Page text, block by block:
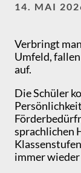
14. MAI
Verbringt
Umfeld,
auf.
Die Schüler
sprachlichen
immer wieder